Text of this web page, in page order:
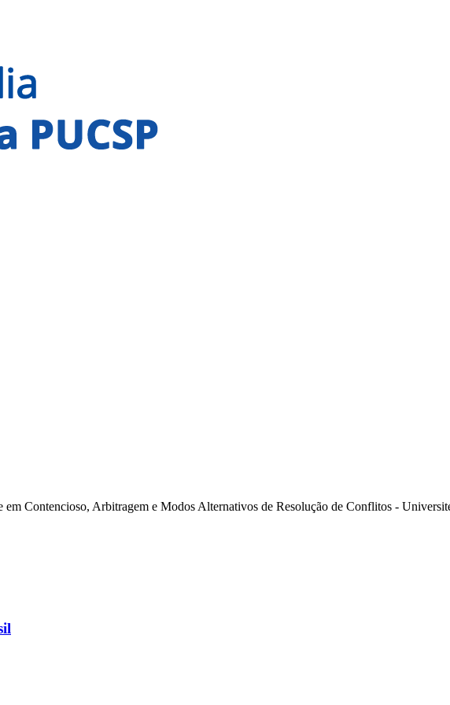
Contencioso, Arbitragem e Modos Alternativos de Resolução de Conflitos -